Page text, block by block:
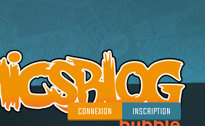
CONNEXION INSCRIPTION